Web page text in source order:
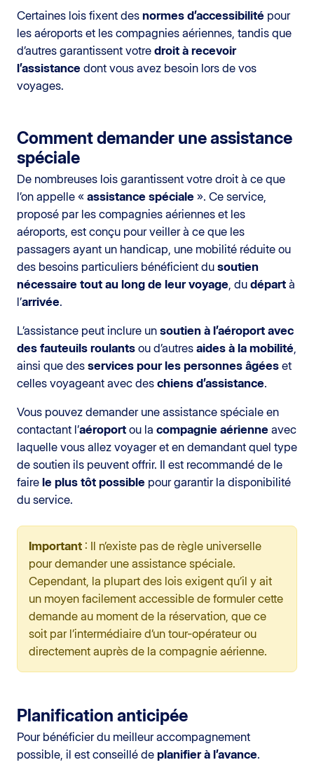
Certaines lois fixent des normes d’accessibilité pour
les aéroports et les compagnies aériennes, tandis que
d’autres garantissent votre droit à recevoir
l’assistance dont vous avez besoin lors de vos
voyages.
Comment demander une assistance
spéciale
De nombreuses lois garantissent votre droit à ce que
l’on appelle « assistance spéciale ». Ce service,
proposé par les compagnies aériennes et les
aéroports, est conçu pour veiller à ce que les
passagers ayant un handicap, une mobilité réduite ou
des besoins particuliers bénéficient du soutien
nécessaire tout au long de leur voyage , du départ à
l’arrivée.
L’assistance peut inclure un soutien à l’aéroport avec
des fauteuils roulants ou d’autres aides à la mobilité
ainsi que des services pour les personnes âgées et
celles voyageant avec des chiens d’assistance.
Vous pouvez demander une assistance spéciale en
contactant l’aéroport ou la compagnie aérienne avec
laquelle vous allez voyager et en demandant quel type
de soutien ils peuvent offrir. Il est recommandé de le
faire le plus tôt possible pour garantir la disponibilité
du service.
Important : Il n’existe pas de règle universelle
pour demander une assistance spéciale.
Cependant, la plupart des lois exigent qu’il y ait
un moyen facilement accessible de formuler cette
demande au moment de la réservation, que ce
soit par l’intermédiaire d’un tour-opérateur ou
directement auprès de la compagnie aérienne.
Planification anticipée
Pour bénéficier du meilleur accompagnement
possible, il est conseillé de planifier à l’avance.